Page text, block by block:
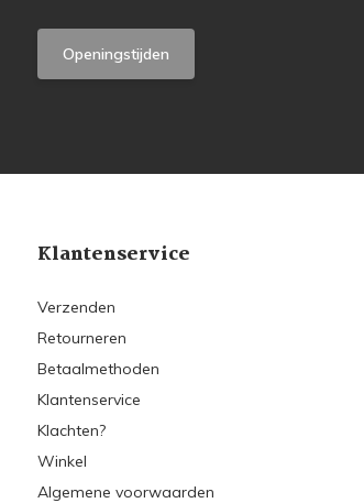
Openingstijden
Klantenservice
Verzenden
Retourneren
Betaalmethoden
Klantenservice
Klachten?
Winkel
Algemene voorwaarden